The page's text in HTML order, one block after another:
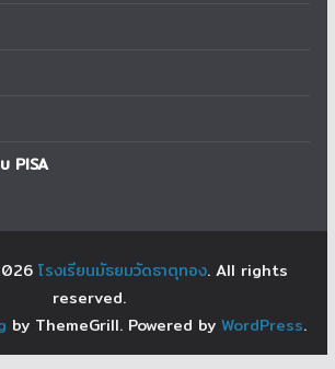
PISA
โรงเรียนมัธยมวัดธาตุทอง. All rights
reserved.
by ThemeGrill. Powered byWordPress.